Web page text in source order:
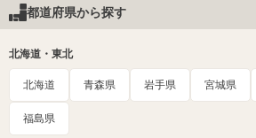
都道府県から探す
北海道・東北
北海道 青森県 岩手県 宮城県
福島県